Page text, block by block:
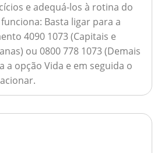
e adequá-los à rotina do
Basta ligar para a
4090 1073 (Capitais e
ou 0800 778 1073 (Demais
a opção Vida e em seguida o